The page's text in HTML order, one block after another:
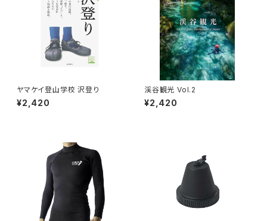
ヤマケイ登山学校 沢登り
¥2,420
渓谷観光 Vol.2
¥2,420